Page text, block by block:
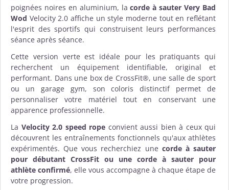
poignées noires en aluminium, lacorde à sauter Very Bad
Wod Velocity 2.0 affiche un style moderne tout en reflétant
l'esprit des sportifs qui construisent leurs performances
séance après séance.
Cette version verte est idéale pour les pratiquants qui
recherchent un équipement identifiable, original et
performant. Dans une box de CrossFit®, une salle de sport
ou un garage gym, son coloris distinctif permet de
personnaliser votre matériel tout en conservant une
apparence professionnelle.
La Velocity 2.0 speed rope convient aussi bien à ceux qui
découvrent les entraînements fonctionnels qu'aux athlètes
expérimentés. Que vous recherchiez une corde à sauter
pour débutant CrossFit ou une corde à sauter pour
athlète confirmé, elle vous accompagne à chaque étape de
votre progression.